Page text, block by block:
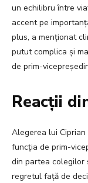
un echilibru între
accent pe
plus, a menționat
putut complica și
de prim-
Reacții
Alegerea lui
funcția de prim-
din partea colegilor
regretul față de